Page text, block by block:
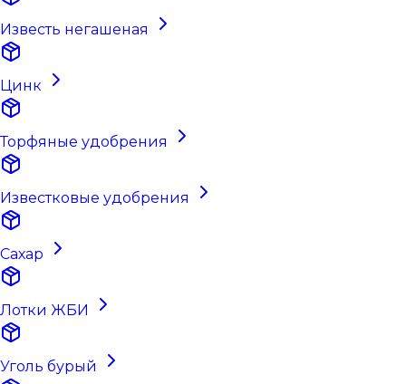
Известь негашеная
Цинк
Торфяные удобрения
Известковые удобрения
Сахар
Лотки ЖБИ
Уголь бурый